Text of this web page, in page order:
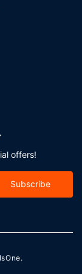
hotelli tarjoaa
kuuluu
mukaan
offers!
Subscribe
.